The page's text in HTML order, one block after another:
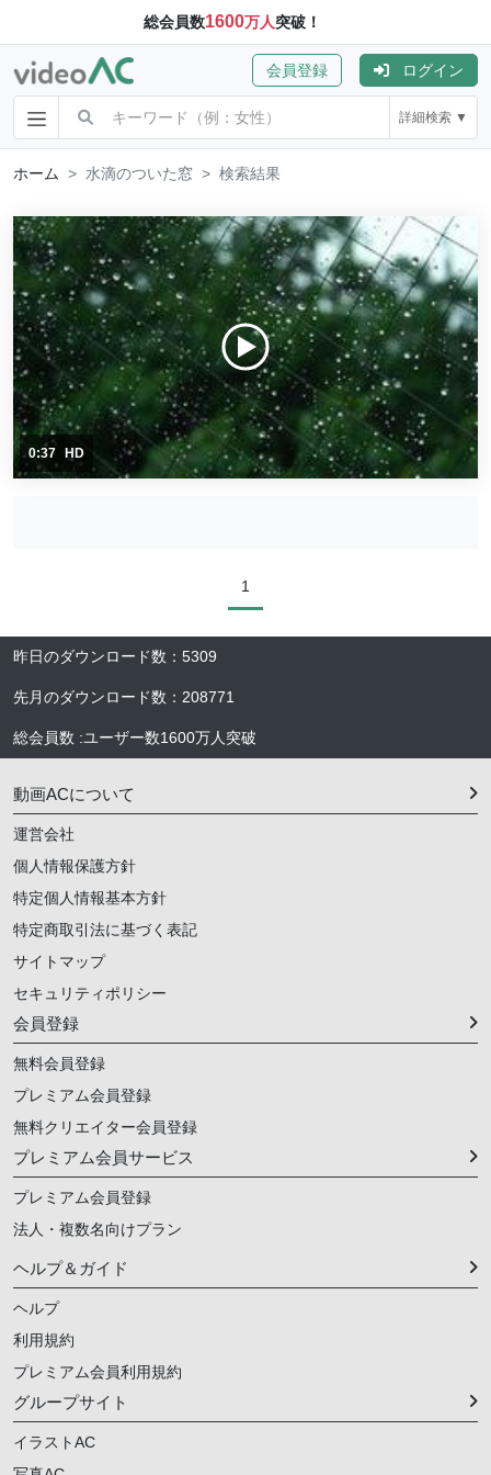
総会員数1600万人突破！
会員登録 ログイン
詳細検索 ▼
ホーム 水滴のついた窓 検索結果
0:37 HD
1
昨日のダウンロード数 ： 5309
先月のダウンロード数 ： 208771
総会員数 :ユーザー数1600万人 突破
動画ACについて
運営会社
個人情報保護方針
特定個人情報基本方針
特定商取引法に基づく表記
サイトマップ
セキュリティポリシー
会員登録
無料会員登録
プレミアム会員登録
無料クリエイター会員登録
プレミアム会員サービス
プレミアム会員登録
法人・複数名向けプラン
ヘルプ＆ガイド
ヘルプ
利用規約
プレミアム会員利用規約
グループサイト
イラストAC